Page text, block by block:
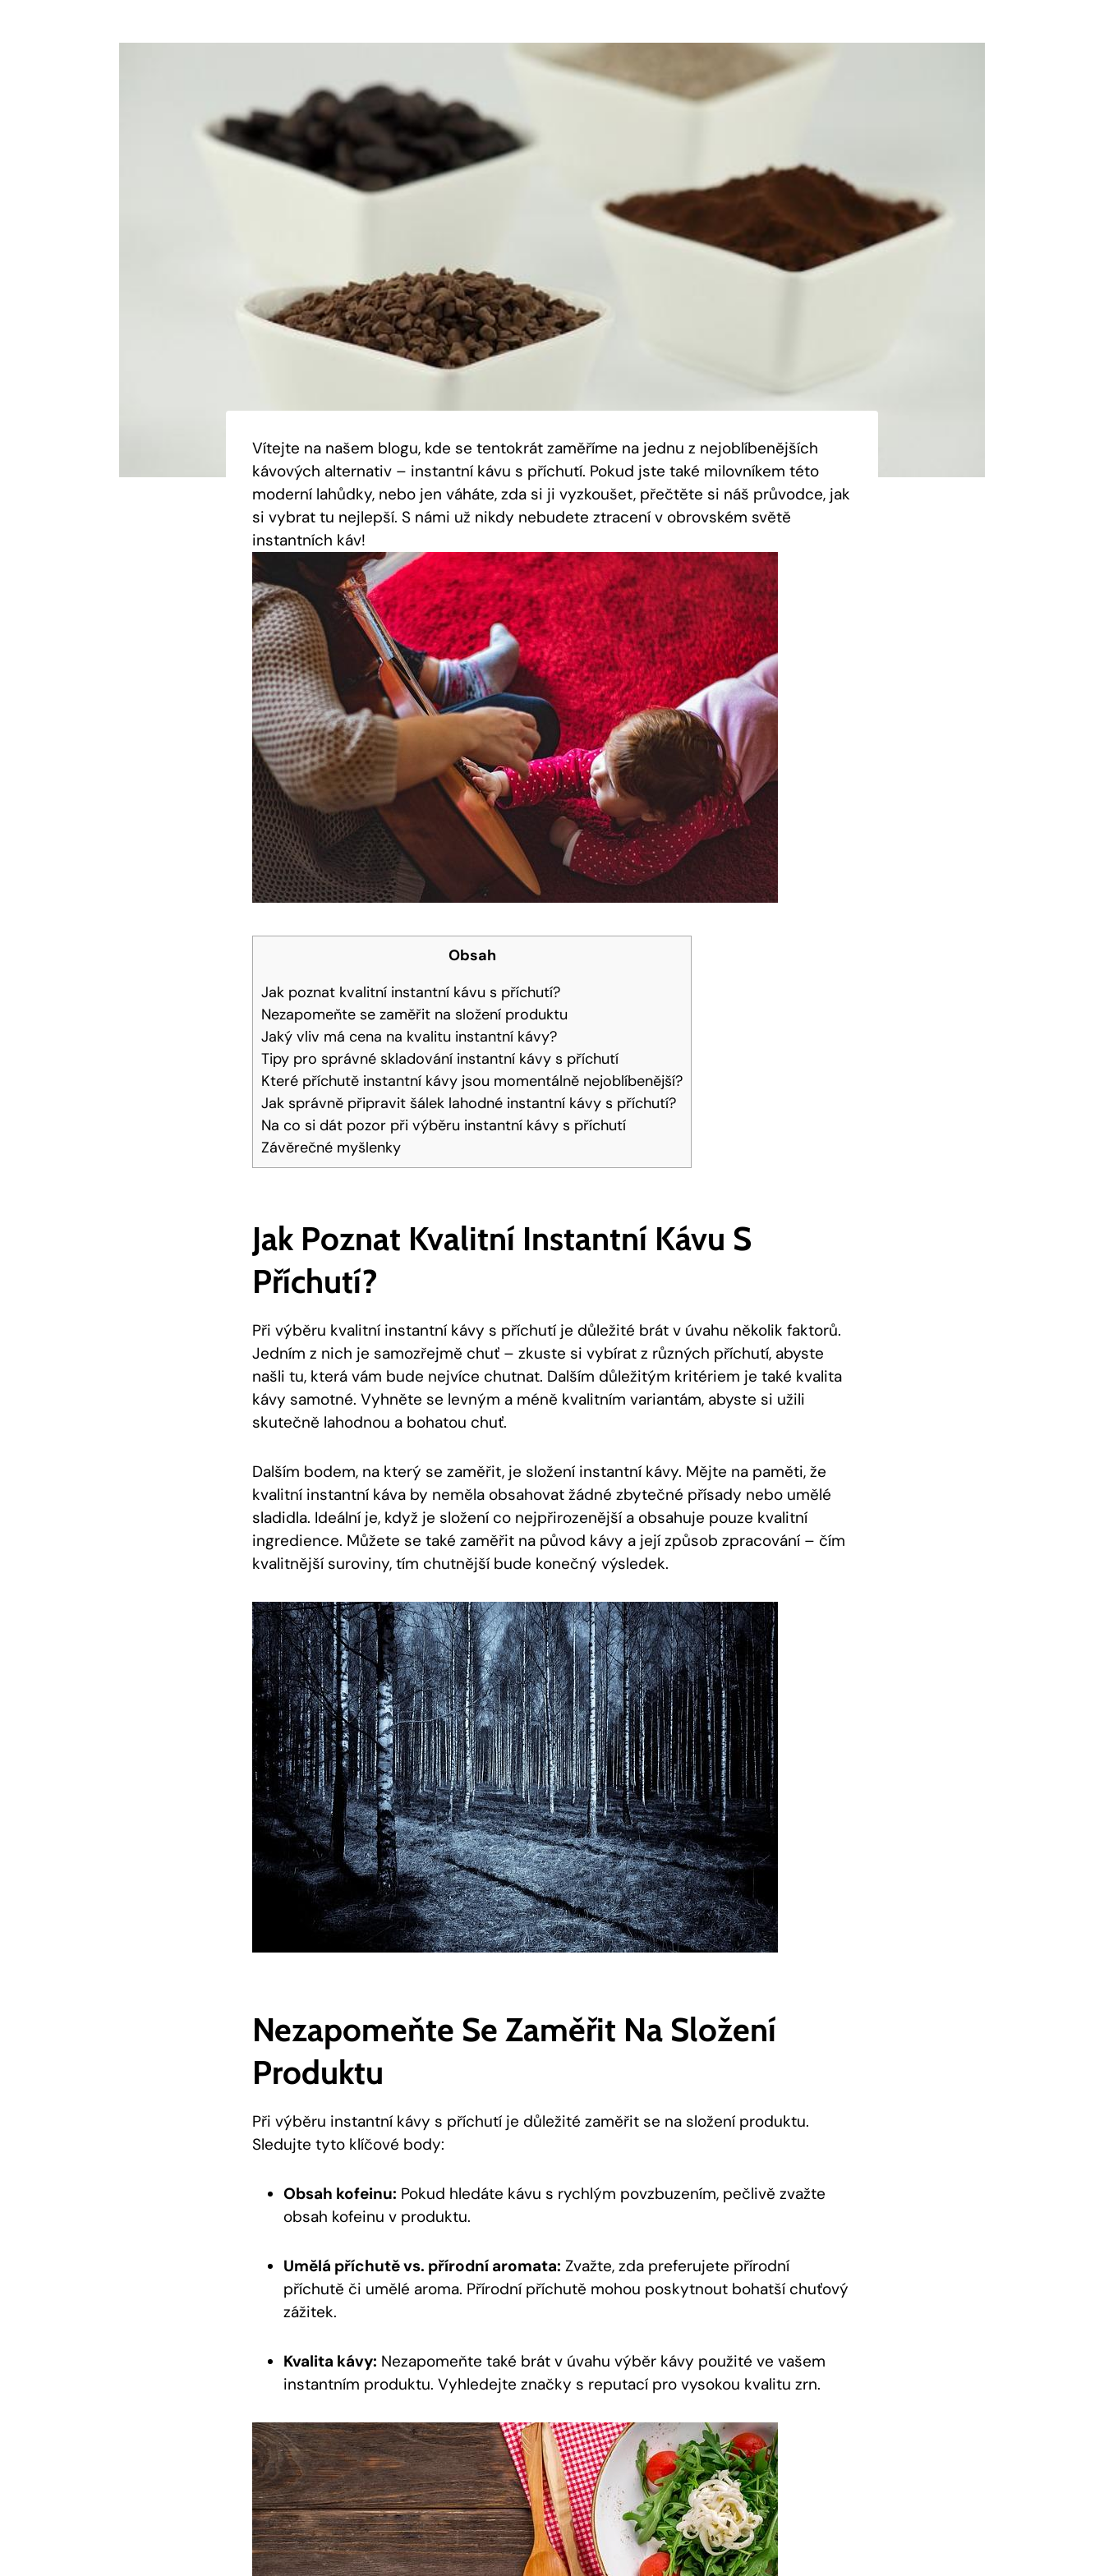
Vítejte na našem blogu, kde se tentokrát zaměříme na jednu z nejoblíbenějších
kávových alternativ – instantní kávu s příchutí. Pokud jste také milovníkem této
moderní lahůdky, nebo jen váháte, zda si ji vyzkoušet, přečtěte si náš průvodce, jak
si vybrat tu nejlepší. S námi už nikdy nebudete ztracení v obrovském světě
instantních káv!
Obsah
Jak poznat kvalitní instantní kávu s příchutí?
Nezapomeňte se zaměřit na složení produktu
Jaký vliv má cena na kvalitu instantní kávy?
Tipy pro správné skladování instantní kávy s příchutí
Které příchutě instantní kávy jsou momentálně nejoblíbenější?
Jak správně připravit šálek lahodné instantní kávy s příchutí?
Na co si dát pozor při výběru instantní kávy s příchutí
Závěrečné myšlenky
Jak Poznat Kvalitní Instantní Kávu S
Příchutí?
Při výběru kvalitní instantní kávy s příchutí je důležité brát v úvahu několik faktorů.
Jedním z nich je samozřejmě chuť – zkuste si vybírat z různých příchutí, abyste
našli tu, která vám bude nejvíce chutnat. Dalším důležitým kritériem je také kvalita
kávy samotné. Vyhněte se levným a méně kvalitním variantám, abyste si užili
skutečně lahodnou a bohatou chuť.
Dalším bodem, na který se zaměřit, je složení instantní kávy. Mějte na paměti, že
kvalitní instantní káva by neměla obsahovat žádné zbytečné přísady nebo umělé
sladidla. Ideální je, když je složení co nejpřirozenější a obsahuje pouze kvalitní
ingredience. Můžete se také zaměřit na původ kávy a její způsob zpracování – čím
kvalitnější suroviny, tím chutnější bude konečný výsledek.
Nezapomeňte Se Zaměřit Na Složení
Produktu
Při výběru instantní kávy s příchutí je důležité zaměřit se na složení produktu.
Sledujte tyto klíčové body:
Obsah kofeinu: Pokud hledáte kávu s rychlým povzbuzením, pečlivě zvažte
obsah kofeinu v produktu.
Umělá příchutě vs. přírodní aromata: Zvažte, zda preferujete přírodní
příchutě či umělé aroma. Přírodní příchutě mohou poskytnout bohatší chuťový
zážitek.
Kvalita kávy: Nezapomeňte také brát v úvahu výběr kávy použité ve vašem
instantním produktu. Vyhledejte značky s reputací pro vysokou kvalitu zrn.